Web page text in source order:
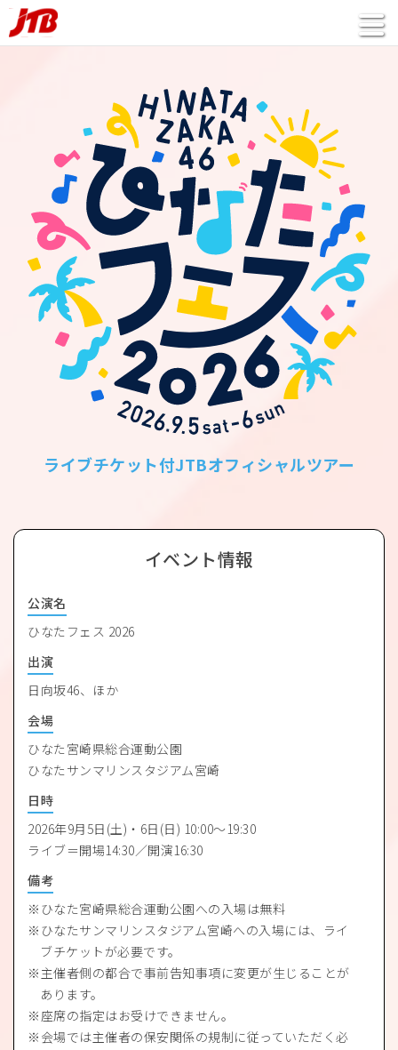
ライブチケット付JTBオフィシャルツアー
イベント情報
公演名
ひなたフェス 2026
出演
日向坂46、ほか
会場
ひなた宮崎県総合運動公園
ひなたサンマリンスタジアム宮崎
日時
2026年9月5日(土)・6日(日) 10:00～19:30
ライブ＝開場14:30／開演16:30
備考
ひなた宮崎県総合運動公園への入場は無料
ひなたサンマリンスタジアム宮崎への入場には、ライ
ブチケットが必要です。
主催者側の都合で事前告知事項に変更が生じることが
あります。
座席の指定はお受けできません。
会場では主催者の保安関係の規制に従っていただく必